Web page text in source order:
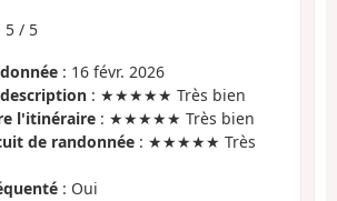
5 / 5
: 16 févr. 2026
: ★★★★★ Très bien
l'itinéraire : ★★★★★ Très bien
de randonnée : ★★★★★ Très
: Oui